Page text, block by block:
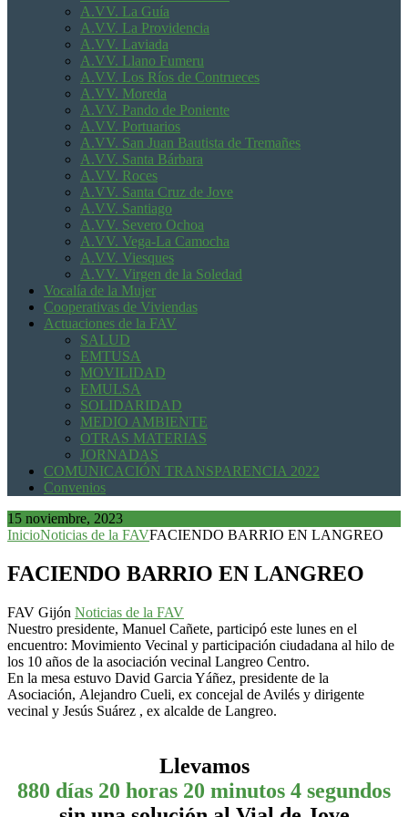
A.VV. La Guía
A.VV. La Providencia
A.VV. Laviada
A.VV. Llano Fumeru
A.VV. Los Ríos de Contrueces
A.VV. Moreda
A.VV. Pando de Poniente
A.VV. Portuarios
A.VV. San Juan Bautista de Tremañes
A.VV. Santa Bárbara
A.VV. Roces
A.VV. Santa Cruz de Jove
A.VV. Santiago
A.VV. Severo Ochoa
A.VV. Vega-La Camocha
A.VV. Viesques
A.VV. Virgen de la Soledad
Vocalía de la Mujer
Cooperativas de Viviendas
Actuaciones de la FAV
SALUD
EMTUSA
MOVILIDAD
EMULSA
SOLIDARIDAD
MEDIO AMBIENTE
OTRAS MATERIAS
JORNADAS
COMUNICACIÓN TRANSPARENCIA 2022
Convenios
15 noviembre, 2023
InicioNoticias de la FAVFACIENDO BARRIO EN LANGREO
FACIENDO BARRIO EN LANGREO
FAV Gijón Noticias de la FAV
Nuestro presidente, Manuel Cañete, participó este lunes en el
encuentro: Movimiento Vecinal y participación ciudadana al hilo de
los 10 años de la asociación vecinal Langreo Centro.
En la mesa estuvo David Garcia Yáñez, presidente de la
Asociación, Alejandro Cueli, ex concejal de Avilés y dirigente
vecinal y Jesús Suárez , ex alcalde de Langreo.
Llevamos
880 días 20 horas 20 minutos 4 segundos